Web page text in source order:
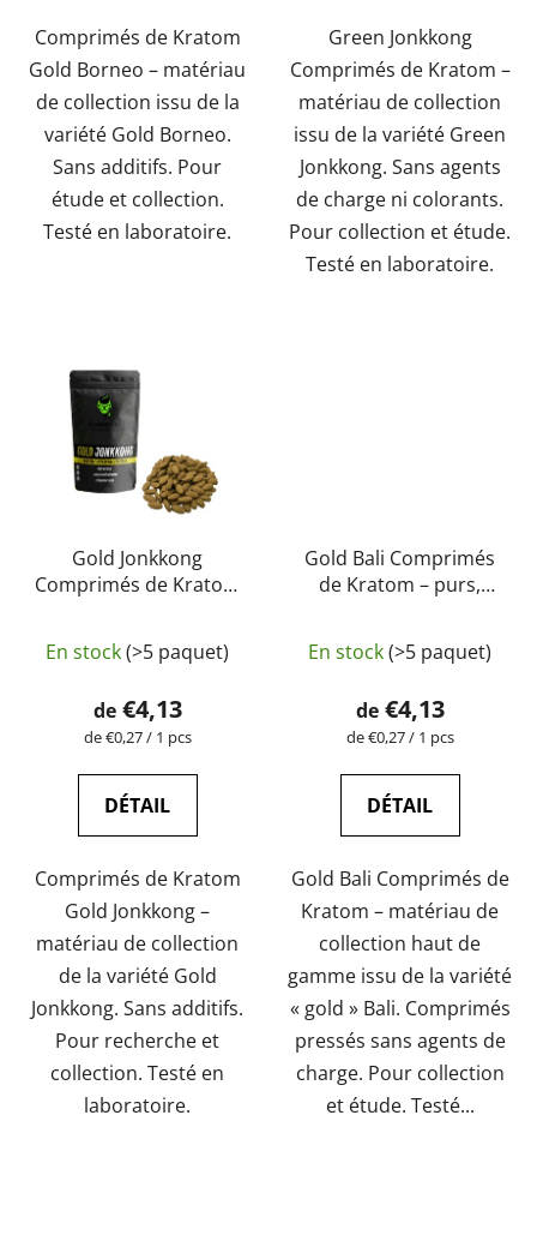
Comprimés de Kratom
Gold Borneo – matériau
de collection issu de la
variété Gold Borneo.
Sans additifs. Pour
étude et collection.
Testé en laboratoire.
5
étoiles.
Green Jonkkong
Comprimés de Kratom –
matériau de collection
issu de la variété Green
Jonkkong. Sans agents
de charge ni colorants.
Pour collection et étude.
Testé en laboratoire.
Gold Jonkkong
Comprimés de Kratom
en laboratoire |
GreenGuru
moyenne
du
produit
de
5
étoiles.
En stock(>5 paquet)
de€4,13
Prix
la
mesure:
de €0,27 / 1 pcs
DÉTAIL
Comprimés de Kratom
Gold Jonkkong –
matériau de collection
de la variété Gold
Jonkkong. Sans additifs.
Pour recherche et
collection. Testé en
laboratoire.
Gold Bali Comprimés
de Kratom – purs,
laboratoire |
GreenGuru
En stock(>5 paquet)
de€4,13
Prix
la
mesure:
de €0,27 / 1 pcs
DÉTAIL
Gold Bali Comprimés de
Kratom – matériau de
collection haut de
gamme issu de la variété
« gold » Bali. Comprimés
pressés sans agents de
charge. Pour collection
et étude. Testé...